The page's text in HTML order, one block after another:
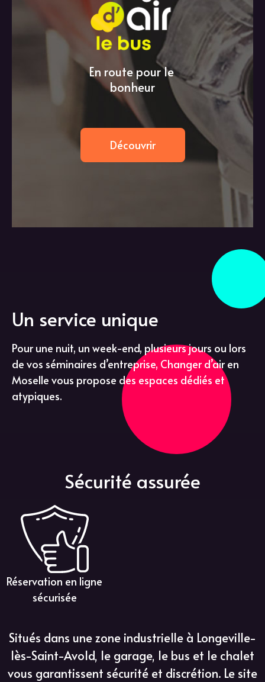
En route pour le
bonheur
Découvrir
Un service unique
Pour une nuit, un week-end, plusieurs jours ou lors
de vos séminaires d’entreprise, Changer d’air en
Moselle vous propose des espaces dédiés et
atypiques.
Sécurité assurée
Réservation en ligne
sécurisée
Situés dans une zone industrielle à Longeville-
lès-Saint-Avold, le garage, le bus et le chalet
vous garantissent sécurité et discrétion. Le site